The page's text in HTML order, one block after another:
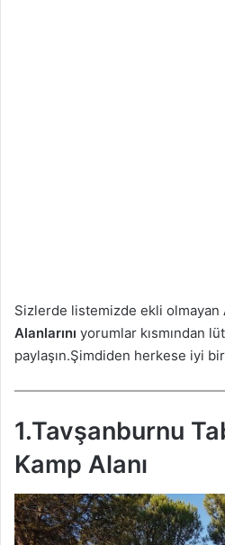
Sizlerde listemizde ekli olmayan
Alanlarını yorumlar kısmından
paylaşın.Şimdiden herkese iyi
1.Tavşanburnu
Kamp Alanı